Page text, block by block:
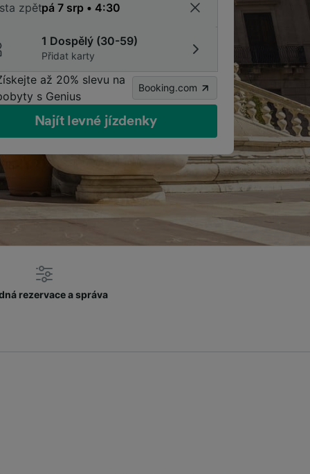
zpět
1 Dospělý (30-59)
Přidat karty
až 20% slevu na
s Genius
Booking.com
Najít levné jízdenky
rezervace a správa